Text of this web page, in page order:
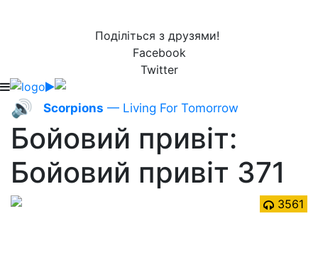
Поділіться з друзями!
Facebook
Twitter
🔊 Scorpions — Living For Tomorrow
Бойовий привіт:
Бойовий привіт 371
3561